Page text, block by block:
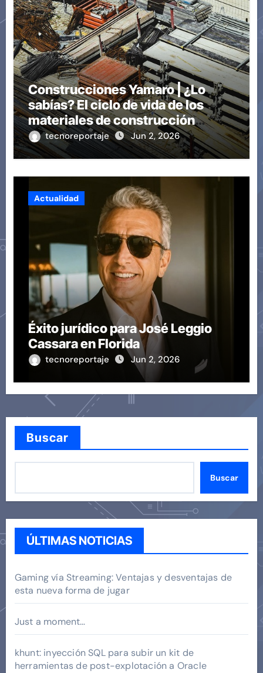
Construcciones Yamaro | ¿Lo
sabías? El ciclo de vida de los
materiales de construcción
revoluciona eficiencia en
proyectos modernos
tecnoreportaje Jun 2, 2026
Actualidad
Éxito jurídico para José Leggio
Cassara en Florida
tecnoreportaje Jun 2, 2026
Buscar
Buscar
ÚLTIMAS NOTICIAS
Gaming vía Streaming: Ventajas y desventajas de
esta nueva forma de jugar
Just a moment…
khunt: inyección SQL para subir un kit de
herramientas de post-explotación a Oracle